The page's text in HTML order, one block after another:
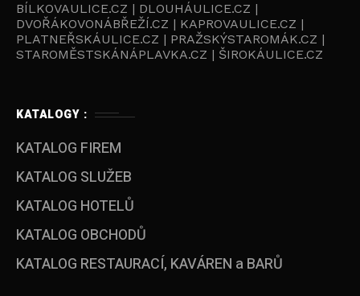
BÍLKOVAULICE.CZ | DLOUHÁULICE.CZ |
DVOŘÁKOVONÁBŘEŽÍ.CZ | KAPROVAULICE.CZ |
PLATNEŘSKÁULICE.CZ | PRAŽSKÝSTAROMÁK.CZ |
STAROMĚSTSKÁNÁPLAVKA.CZ | ŠIROKÁULICE.CZ
KATALOGY :
KATALOG FIREM
KATALOG SLUŽEB
KATALOG HOTELŮ
KATALOG OBCHODŮ
KATALOG RESTAURACÍ, KAVÁREN a BARŮ